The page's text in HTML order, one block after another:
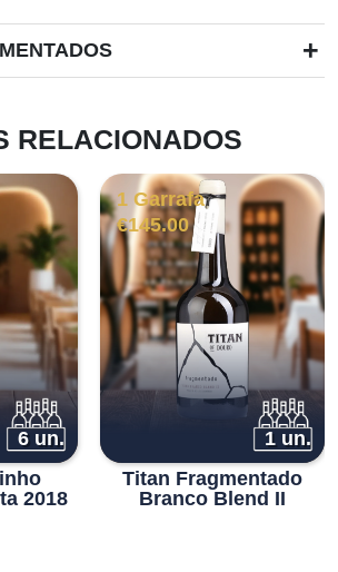
+
RELACIONADOS
6 un.
2018
1 Garrafa
€145.00
1 un.
Titan Fragmentado
Branco Blend II